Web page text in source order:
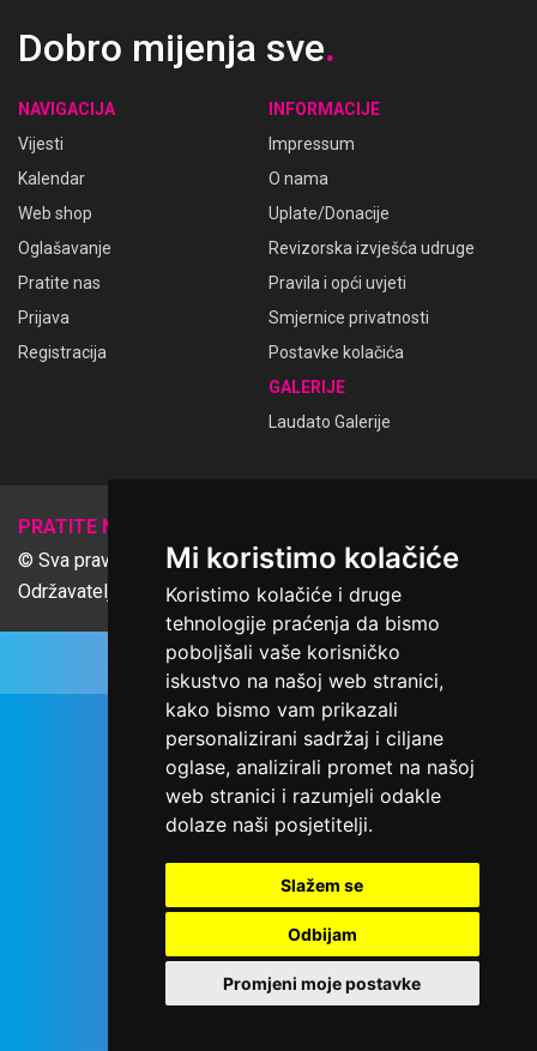
Mi koristimo kolačiće
Koristimo kolačiće i druge
tehnologije praćenja da bismo
poboljšali vaše korisničko
iskustvo na našoj web stranici,
kako bismo vam prikazali
personalizirani sadržaj i ciljane
oglase, analizirali promet na našoj
web stranici i razumjeli odakle
dolaze naši posjetitelji.
Slažem se
Odbijam
Promjeni moje postavke
Dobro mijenja sve.
NAVIGACIJA
Vijesti
Kalendar
Web shop
Oglašavanje
Pratite nas
Prijava
Registracija
INFORMACIJE
Impressum
O nama
Uplate/Donacije
Revizorska izvješća udruge
Pravila i opći uvjeti
Smjernice privatnosti
Postavke kolačića
GALERIJE
Laudato Galerije
PRATITE NAS
© Sva prava pridržana Udruga Ime dobrote
Održavatelj Netcom d.o.o., Riva 6, Rijeka